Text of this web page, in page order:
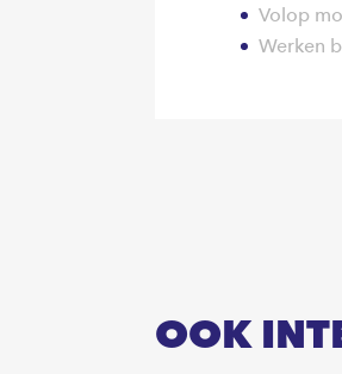
Volop
Werken
OOK